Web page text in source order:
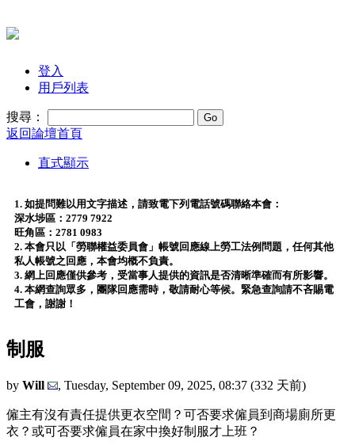
登入
用戶列表
搜尋：
返回論壇首頁
直式顯示
1. 如提問難以用文字描述，請致電下列電話號碼聯絡本會：
深水埗區：2779 7922
旺角區：2781 0983
2. 本會只以「勞聯權益委員會」帳號回應線上勞工法例問題，任何其他
私人帳號之回應，本會均概不負責。
3. 網上回應僅供參考，受當事人提供的資訊是否清晰準確而有所影響。
4. 本網查詢眾多，團隊回應需時，敬請耐心等候。緊急查詢請不吝賜電
工會，謝謝！
制服
by Will , Tuesday, September 09, 2025, 08:37 (332 天前)
僱主有沒有責任提供更衣空間？可否要求僱員到商場廁所更
衣？或可否要求僱員在家中換好制服才上班？